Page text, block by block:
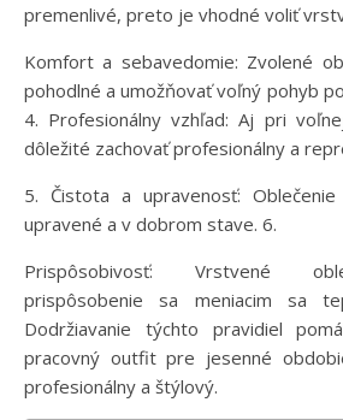
premenlivé, preto je vhodné voliť
Komfort a sebavedomie: Zvolené
pohodlné a umožňovať voľný pohyb
4. Profesionálny vzhľad: Aj pri
dôležité zachovať profesionálny a
5. Čistota a upravenosť:
upravené a v dobrom stave. 6.
Prispôsobivosť: Vrstvené
prispôsobenie sa meniacim sa
Dodržiavanie týchto pravidiel
pracovný outfit pre jesenné
profesionálny a štýlový.